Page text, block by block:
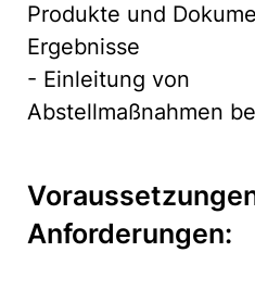
Produkte und
Ergebnisse
- Einleitung von
Abstellmaßnahmen
Anforderungen: